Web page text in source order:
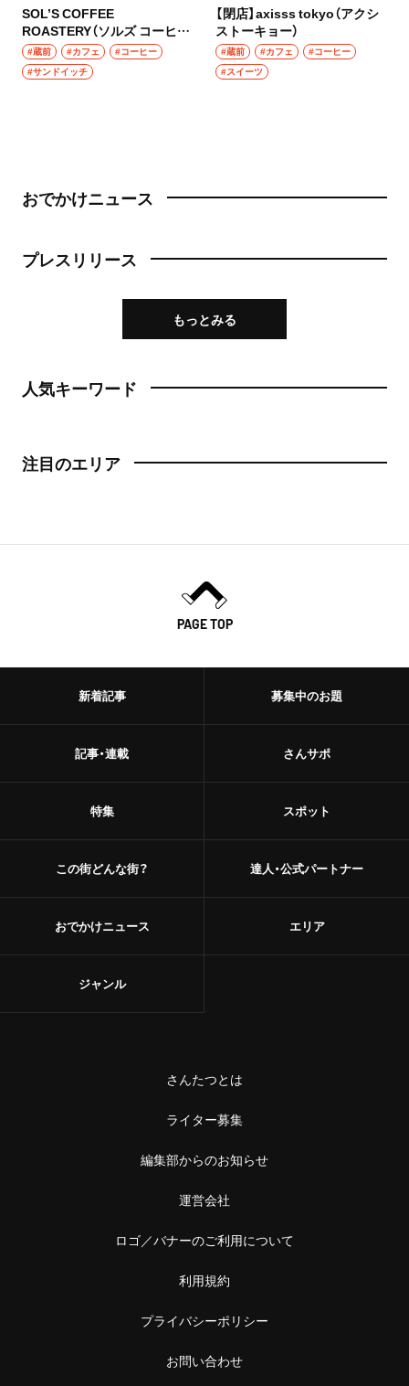
SOL’S COFFEE
ROASTERY（ソルズ コーヒー
ロースタリー）
#蔵前 #カフェ
#コーヒー
#サンドイッチ
【閉店】axisss tokyo（アクシ
ストーキョー）
#蔵前 #カフェ
#コーヒー
#スイーツ
おでかけニュース
プレスリリース
もっとみる
人気キーワード
注目のエリア
PAGE TOP
新着記事
記事・連載
特集
この街どんな街？
おでかけニュース
募集中のお題
さんサポ
スポット
達人・公式パートナー
エリア
ジャンル
さんたつとは
ライター募集
編集部からのお知らせ
運営会社
ロゴ／バナーのご利用について
利用規約
プライバシーポリシー
お問い合わせ